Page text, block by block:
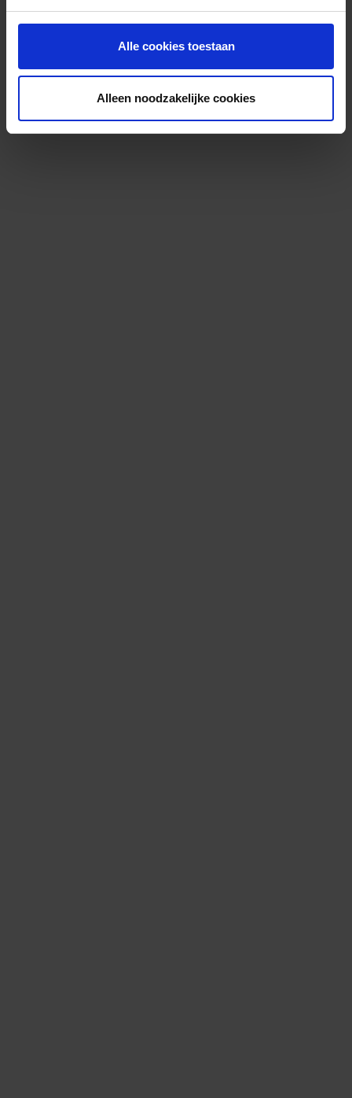
Alle cookies toestaan
Alleen noodzakelijke cookies